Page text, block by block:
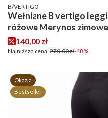
PRODUCENT
B/VERTIGO
Wełniane B vertigo
różowe Merynos
Cena promocyjna
140,00 zł
Najniższa cena:270,00 zł-48%
Okazja
Bestseller